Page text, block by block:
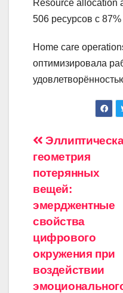
Resource allocation
506 ресурсов с
Home care
оптимизировала
по
записям
геометрия
потерянных
вещей:
эмерджентные
свойства
цифрового
окружения при
воздействии